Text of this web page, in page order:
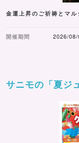
金運上昇のご祈祷とマル
開催期間 2026/
サニモの「夏ジ